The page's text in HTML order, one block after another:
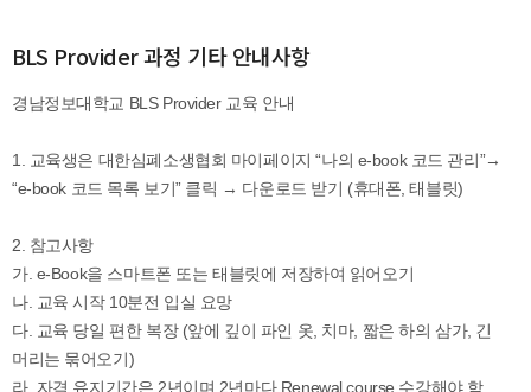
BLS Provider 과정 기타 안내사항